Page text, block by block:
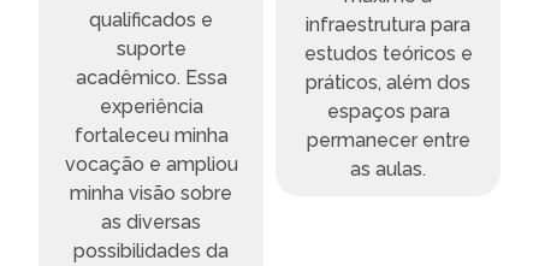
qualificados e
suporte
acadêmico. Essa
experiência
fortaleceu minha
vocação e ampliou
minha visão sobre
as diversas
possibilidades da
infraestrutura para
estudos teóricos e
práticos, além dos
espaços para
permanecer entre
as aulas.